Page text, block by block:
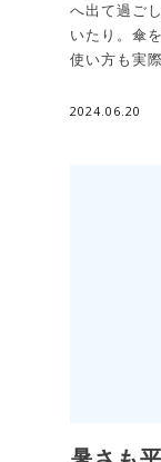
へ出て過ご
いたり。傘
使い方も実
2024.06.20